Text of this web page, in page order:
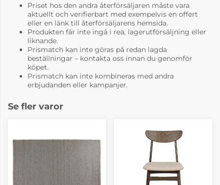
Priset hos den andra återförsäljaren måste vara
aktuellt och verifierbart med exempelvis en offert
eller en länk till återförsäljarens hemsida.
Produkten får inte ingå i rea, lagerutförsäljning eller
liknande.
Prismatch kan inte göras på redan lagda
beställningar – kontakta oss innan du genomför
köpet.
Prismatch kan inte kombineras med andra
erbjudanden eller kampanjer.
Se fler varor